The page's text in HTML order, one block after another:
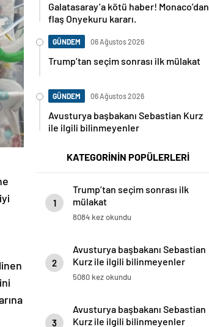
Galatasaray’a kötü haber! Monaco’dan
flaş Onyekuru kararı.
GÜNDEM 06 Ağustos 2026
Trump’tan seçim sonrası ilk mülakat
GÜNDEM 06 Ağustos 2026
Avusturya başbakanı Sebastian Kurz
ile ilgili bilinmeyenler
KATEGORİNİN POPÜLERLERİ
1
Trump’tan seçim sonrası ilk
mülakat
8084 kez okundu
2
Avusturya başbakanı Sebastian
Kurz ile ilgili bilinmeyenler
5080 kez okundu
3
Avusturya başbakanı Sebastian
Kurz ile ilgili bilinmeyenler